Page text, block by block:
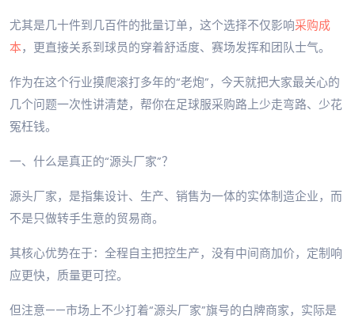
尤其是几十件到几百件的批量订单，这个选择不仅影响采购成
本，更直接关系到球员的穿着舒适度、赛场发挥和团队士气。
作为在这个行业摸爬滚打多年的“老炮”，今天就把大家最关心的
几个问题一次性讲清楚，帮你在足球服采购路上少走弯路、少花
冤枉钱。
一、什么是真正的“源头厂家”？
源头厂家，是指集设计、生产、销售为一体的实体制造企业，而
不是只做转手生意的贸易商。
其核心优势在于：全程自主把控生产，没有中间商加价，定制响
应更快，质量更可控。
但注意——市场上不少打着“源头厂家”旗号的白牌商家，实际是